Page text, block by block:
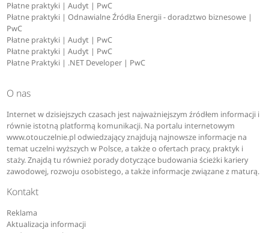
Płatne praktyki | Audyt | PwC
Płatne praktyki | Odnawialne Źródła Energii - doradztwo biznesowe |
PwC
Płatne praktyki | Audyt | PwC
Płatne praktyki | Audyt | PwC
Płatne Praktyki | .NET Developer | PwC
O nas
Internet w dzisiejszych czasach jest najważniejszym źródłem informacji i
równie istotną platformą komunikacji. Na portalu internetowym
www.otouczelnie.pl odwiedzający znajdują najnowsze informacje na
temat uczelni wyższych w Polsce, a także o ofertach pracy, praktyk i
staży. Znajdą tu również porady dotyczące budowania ścieżki kariery
zawodowej, rozwoju osobistego, a także informacje związane z maturą.
Kontakt
Reklama
Aktualizacja informacji